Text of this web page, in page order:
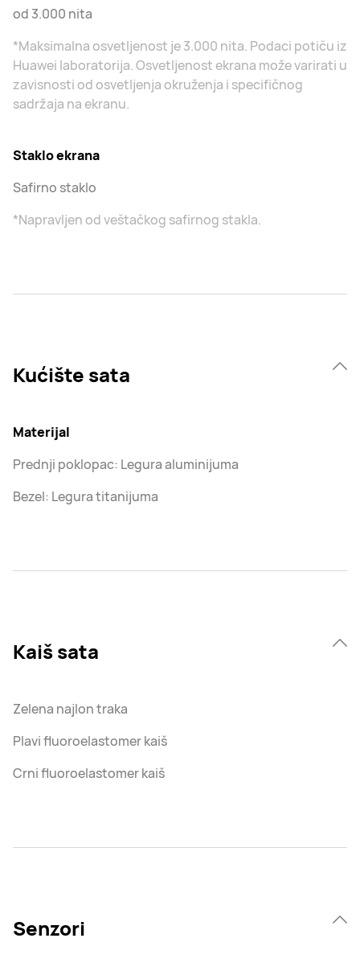
od 3.000 nita
*Maksimalna osvetljenost je 3.000 nita. Podaci potiču iz
Huawei laboratorija. Osvetljenost ekrana može varirati u
zavisnosti od osvetljenja okruženja i specifičnog
sadržaja na ekranu.
Staklo ekrana
Safirno staklo
*Napravljen od veštačkog safirnog stakla.
Kućište sata
Materijal
Prednji poklopac: Legura aluminijuma
Bezel: Legura titanijuma
Kaiš sata
Zelena najlon traka
Plavi fluoroelastomer kaiš
Crni fluoroelastomer kaiš
Senzori